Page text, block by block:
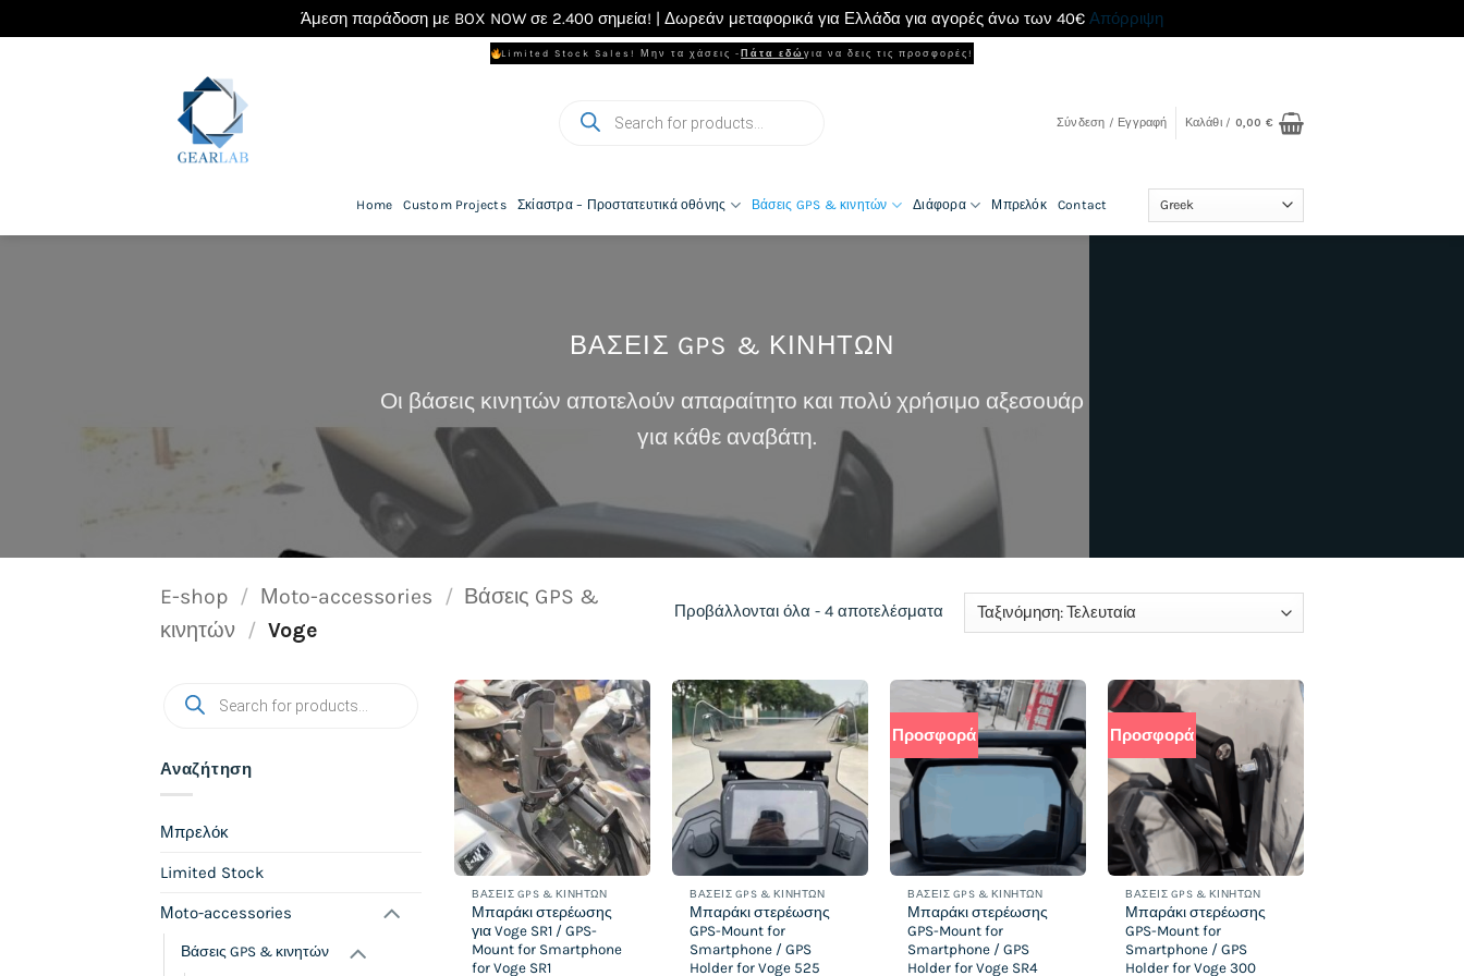
Άμεση παράδοση με BOX NOW σε 2.400 σημεία! | Δωρεάν μεταφορικά για Ελλάδα για αγορές άνω των 40€ Απόρριψη
Limited Stock Sales! Μην τα χάσεις - Πάτα εδώγια να δεις τις προσφορές!
search
Σύνδεση / Εγγραφή Καλάθι / 0,00 €
Home Custom Projects Σκίαστρα – Προστατευτικά οθόνης Βάσεις GPS & κινητών Διάφορα Μπρελόκ Contact
ΒΆΣΕΙΣ GPS & ΚΙΝΗΤΏΝ
Οι βάσεις κινητών αποτελούν απαραίτητο και πολύ χρήσιμο αξεσουάρ
για κάθε αναβάτη.
E-shop / Μoto-accessories / Βάσεις GPS &
κινητών / Voge
Προβάλλονται όλα - 4 αποτελέσματαSorted
search
Αναζήτηση
Μπρελόκ
Limited Stock
Μoto-accessories
Βάσεις GPS & κινητών
Add to
wishlist
ΒΆΣΕΙΣ GPS & ΚΙΝΗΤΏΝ
Μπαράκι στερέωσης
για Voge SR1 / GPS-
Mount for Smartphone
for Voge SR1
Add to
wishlist
ΒΆΣΕΙΣ GPS & ΚΙΝΗΤΏΝ
Μπαράκι στερέωσης
GPS-Mount for
Smartphone / GPS
Holder for Voge 525
Προσφορά
Add to
wishlist
ΒΆΣΕΙΣ GPS & ΚΙΝΗΤΏΝ
Μπαράκι στερέωσης
GPS-Mount for
Smartphone / GPS
Holder for Voge SR4
Προσφορά
wishlist
ΒΆΣΕΙΣ GPS & ΚΙΝΗΤΏΝ
Μπαράκι στερέωσης
GPS-Mount for
Smartphone / GPS
Holder for Voge 300